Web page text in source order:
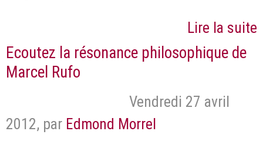
Lire la suite
Ecoutez la résonance philosophique de
Marcel Rufo
Vendredi 27 avril
2012, par Edmond Morrel